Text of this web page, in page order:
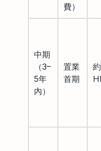
費）
中期
（3–
5年
內）
置業
首期
約